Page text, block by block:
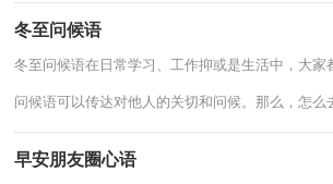
冬至问候语
冬至问候语在日常学习、工作抑或是生活中，大家
问候语可以传达对他人的关切和问候。那么，怎么
早安朋友圈心语